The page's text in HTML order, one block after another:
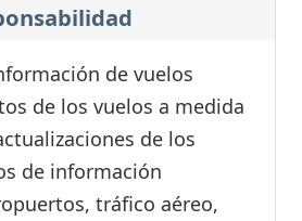
de vuelos
de los vuelos a medida
de los
de información
tráfico aéreo,